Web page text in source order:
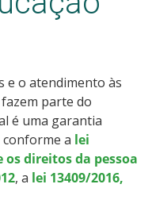
e o atendimento às
parte do
é uma garantia
a lei
os direitos da pessoa
, a lei 13409/2016,